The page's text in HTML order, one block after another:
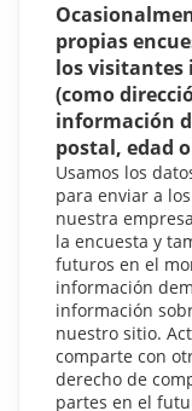
propias
los visitantes
(como
información
postal, edad
Usamos los
para enviar a
nuestra
la encuesta y
futuros en el
información
información
nuestro sitio.
comparte con
derecho de
partes en el